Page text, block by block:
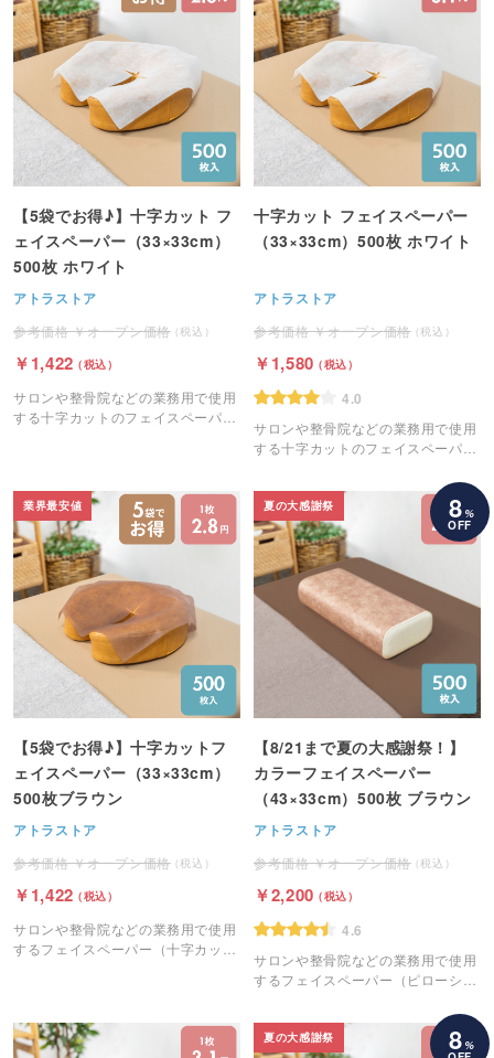
【5袋でお得♪】十字カット フ
ェイスペーパー（33×33cm）
500枚 ホワイト
アトラストア
オープン価格
1,422
サロンや整骨院などの業務用で使用
する十字カットのフェイスペーパー
十字カット フェイスペーパー
（33×33cm）500枚 ホワイト
アトラストア
オープン価格
1,580
4.0
サロンや整骨院などの業務用で使用
する十字カットのフェイスペーパー
【5袋でお得♪】十字カットフ
ェイスペーパー（33×33cm）
500枚ブラウン
アトラストア
オープン価格
1,422
サロンや整骨院などの業務用で使用
するフェイスペーパー（十字カッ
業界最安値
【8/21まで夏の大感謝祭！】
カラーフェイスペーパー
（43×33cm）500枚 ブラウン
アトラストア
オープン価格
2,200
4.6
サロンや整骨院などの業務用で使用
するフェイスペーパー（ピローシー
夏の大感謝祭 8 %
OFF
夏の大感謝祭 8 %